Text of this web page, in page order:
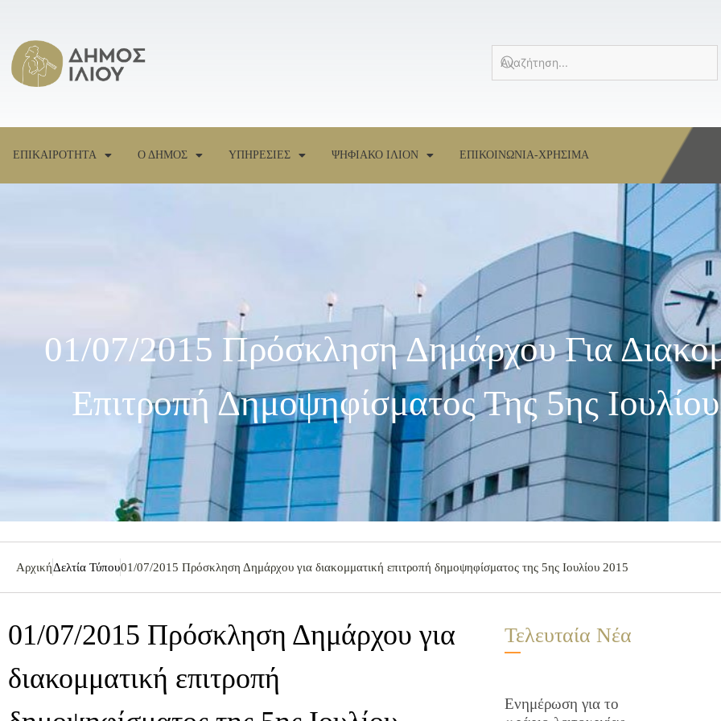
ΕΠΙΚΑΙΡΟΤΗΤΑ Ο ΔΗΜΟΣ ΥΠΗΡΕΣΙΕΣ ΨΗΦΙΑΚΟ ΙΛΙΟΝ ΕΠΙΚΟΙΝΩΝΙΑ-ΧΡΗΣΙΜΑ
01/07/2015 Πρόσκληση Δημάρχου Για
Επιτροπή Δημοψηφίσματος Της 5ης
ΑρχικήΔελτία Τύπου01/07/2015 Πρόσκληση Δημάρχου για διακομματική επιτροπή δημοψηφίσματος της 5ης Ιουλίου 2015
01/07/2015 Πρόσκληση Δημάρχου για
διακομματική επιτροπή
Τελευταία Νέα
Ενημέρωση για το